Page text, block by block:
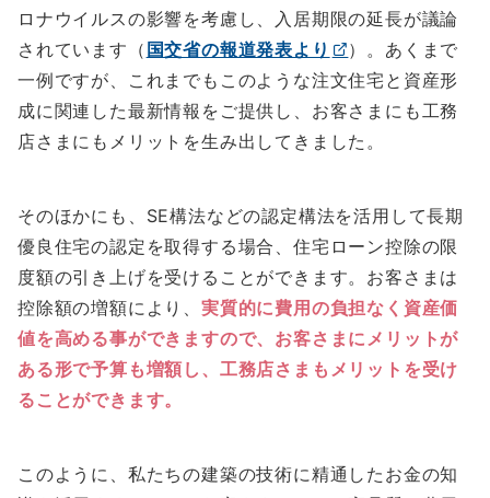
ロナウイルスの影響を考慮し、入居期限の延長が議論
されています（ 国交省の報道発表より
）。あくまで
一例ですが、これまでもこのような注文住宅と資産形
成に関連した最新情報をご提供し、お客さまにも工務
店さまにもメリットを生み出してきました。
そのほかにも、SE構法などの認定構法を活用して長期
優良住宅の認定を取得する場合、住宅ローン控除の限
度額の引き上げを受けることができます。お客さまは
控除額の増額により、 実質的に費用の負担なく資産価
値を高める事ができますので、お客さまにメリットが
ある形で予算も増額し、工務店さまもメリットを受け
ることができます。
このように、私たちの建築の技術に精通したお金の知